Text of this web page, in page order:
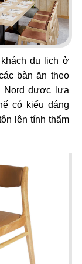
du lịch ở
bàn ăn theo
Nord được lựa
có kiểu dáng
lên tính thẩm